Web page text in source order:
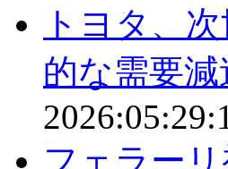
トヨタ、
的な需要
フェラー